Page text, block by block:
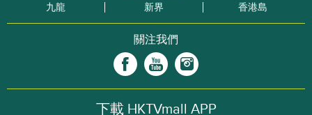
九龍 新界 香港島
關注我們
下載 HKTVmall APP